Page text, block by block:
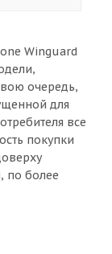
Winguard
очередь,
для
все
покупки
по более